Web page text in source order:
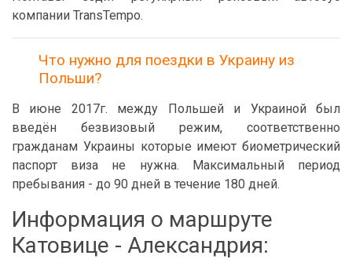
компании TransTempo.
Что нужно для поездки в Украину из
Польши?
В июне 2017г. между Польшей и Украиной был
введён безвизовый режим, соответственно
гражданам Украины которые имеют биометрический
паспорт виза не нужна. Максимальный период
пребывания - до 90 дней в течение 180 дней.
Информация о маршруте
Катовице - Александрия: